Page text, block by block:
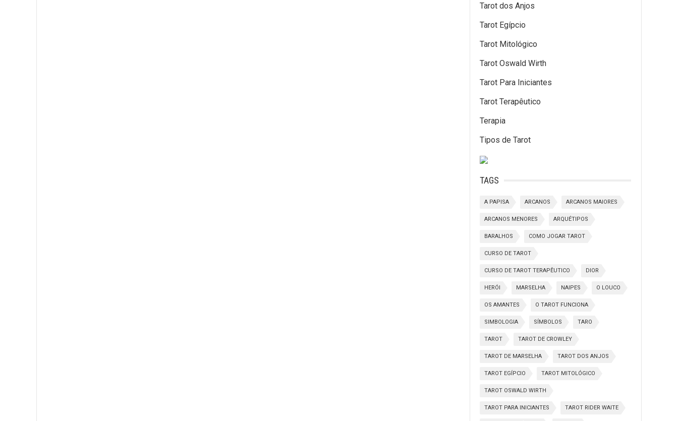
Tarot dos Anjos
Tarot Egípcio
Tarot Mitológico
Tarot Oswald Wirth
Tarot Para Iniciantes
Tarot Terapêutico
Terapia
Tipos de Tarot
TAGS
A PAPISA ARCANOS ARCANOS MAIORES
ARCANOS MENORES ARQUÉTIPOS
BARALHOS COMO JOGAR TAROT
CURSO DE TAROT
CURSO DE TAROT TERAPÊUTICO DIOR
HERÓI MARSELHA NAIPES O LOUCO
OS AMANTES O TAROT FUNCIONA
SIMBOLOGIA SÍMBOLOS TARO
TAROT TAROT DE CROWLEY
TAROT DE MARSELHA TAROT DOS ANJOS
TAROT EGÍPCIO TAROT MITOLÓGICO
TAROT OSWALD WIRTH
TAROT PARA INICIANTES TAROT RIDER WAITE